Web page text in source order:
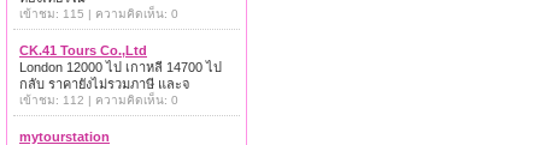
เข้าชม: 115 | ความคิดเห็น: 0
CK.41 Tours Co.,Ltd
London 12000 ไป เกาหลี 14700 ไป
กลับ ราคายังไม่รวมภาษี และจ
เข้าชม: 112 | ความคิดเห็น: 0
mytourstation